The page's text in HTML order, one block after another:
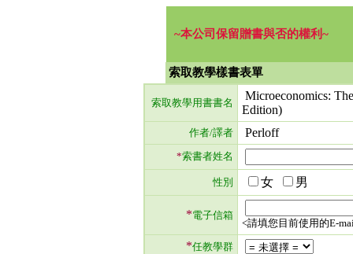
~本公司保留贈書與否的權利~
索取教學樣書表單
索取教學用書書名
Microeconomics:
Edition)
作者/譯者 Perloff
*索書者姓名
性別 女 男
*電子信箱
<請填您目前使用的E-
*任教學群